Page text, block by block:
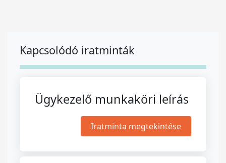
Kapcsolódó iratminták
Ügykezelő munkaköri leírás
Iratminta megtekintése